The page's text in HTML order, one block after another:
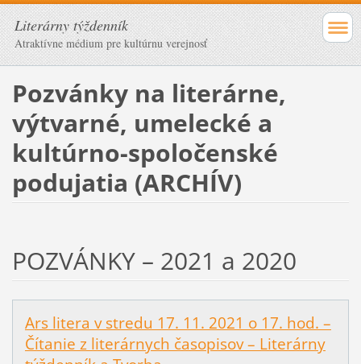
Literárny týždenník
Atraktívne médium pre kultúrnu verejnosť
Pozvánky na literárne,
výtvarné, umelecké a
kultúrno-spoločenské
podujatia (ARCHÍV)
POZVÁNKY – 2021 a 2020
Ars litera v stredu 17. 11. 2021 o 17. hod. –
Čítanie z literárnych časopisov – Literárny